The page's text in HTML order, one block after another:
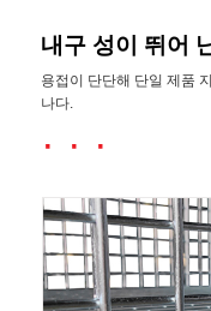
내구 성이 뛰어
용접이 단단해 단일 제품
나다.
· · ·